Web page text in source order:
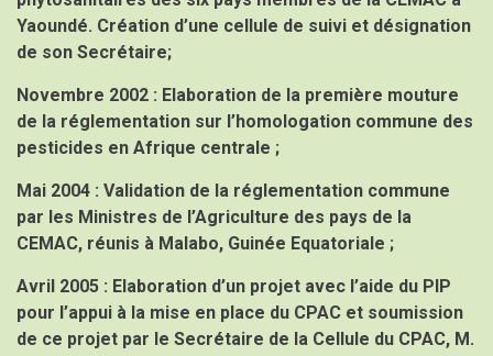
Yaoundé. Création d’une cellule de suivi et désignation
de son Secrétaire;
Novembre 2002 : Elaboration de la première mouture
de la réglementation sur l’homologation commune des
pesticides en Afrique centrale ;
Mai 2004 : Validation de la réglementation commune
par les Ministres de l’Agriculture des pays de la
CEMAC, réunis à Malabo, Guinée Equatoriale ;
Avril 2005 : Elaboration d’un projet avec l’aide du PIP
pour l’appui à la mise en place du CPAC et soumission
de ce projet par le Secrétaire de la Cellule du CPAC, M.